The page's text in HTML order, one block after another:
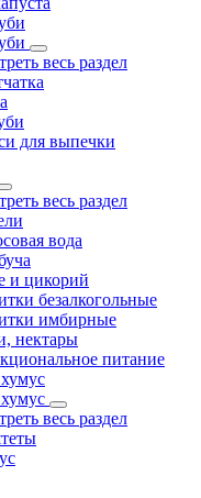
весь раздел
для выпечки
весь раздел
вода
и цикорий
безалкогольные
имбирные
нектары
питание
весь раздел